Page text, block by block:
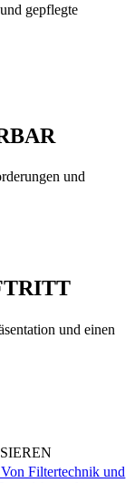
gepflegte
und
und einen